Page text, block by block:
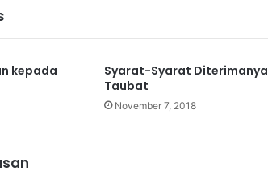
kepada
Syarat-Syarat Diterimanya
Taubat
November 7, 2018